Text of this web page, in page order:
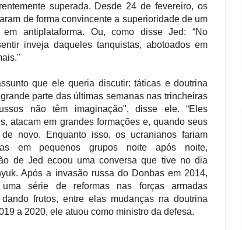
superada. Desde 24 de fevereiro, os
de forma convincente a superioridade de um
antiplataforma. Ou, como disse Jed: “No
inveja daqueles tanquistas, abotoados em
que ele queria discutir: táticas e doutrina
parte das últimas semanas nas trincheiras
não têm imaginação", disse ele. “Eles
atacam em grandes formações e, quando seus
novo. Enquanto isso, os ucranianos fariam
em pequenos grupos noite após noite,
de Jed ecoou uma conversa que tive no dia
Após a invasão russa do Donbas em 2014,
uma série de reformas nas forças armadas
frutos, entre elas mudanças na doutrina
a 2020, ele atuou como ministro da defesa.